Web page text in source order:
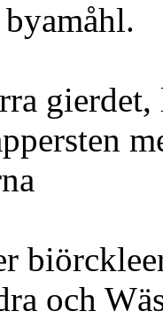
norra
och